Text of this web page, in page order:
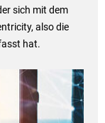
sich mit dem
also die
hat.